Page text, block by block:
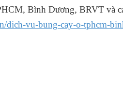
Bình Dương, BRVT và
dich-vu-bung-cay-o-tphcm-